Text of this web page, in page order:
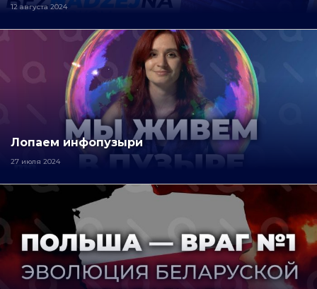
12 августа 2024
Лопаем инфопузыри
27 июля 2024